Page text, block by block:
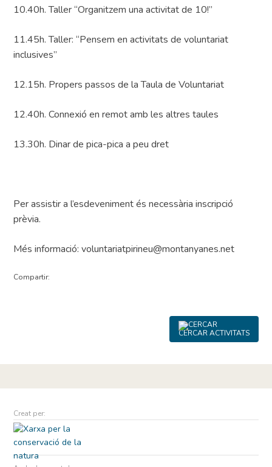
10.40h. Taller “Organitzem una activitat de 10!”
11.45h. Taller: “Pensem en activitats de voluntariat
inclusives”
12.15h. Propers passos de la Taula de Voluntariat
12.40h. Connexió en remot amb les altres taules
13.30h. Dinar de pica-pica a peu dret
Per assistir a l’esdeveniment és necessària inscripció
prèvia.
Més informació: voluntariatpirineu@montanyanes.net
Compartir:
CERCAR ACTIVITATS
Creat per: